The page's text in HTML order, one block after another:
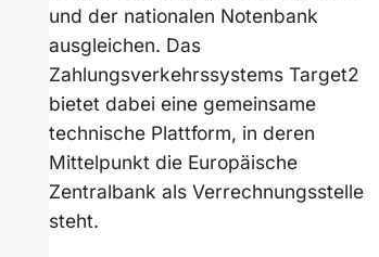
und der nationalen Notenbank
ausgleichen. Das
Zahlungsverkehrssystems Target2
bietet dabei eine gemeinsame
technische Plattform, in deren
Mittelpunkt die Europäische
Zentralbank als Verrechnungsstelle
steht.